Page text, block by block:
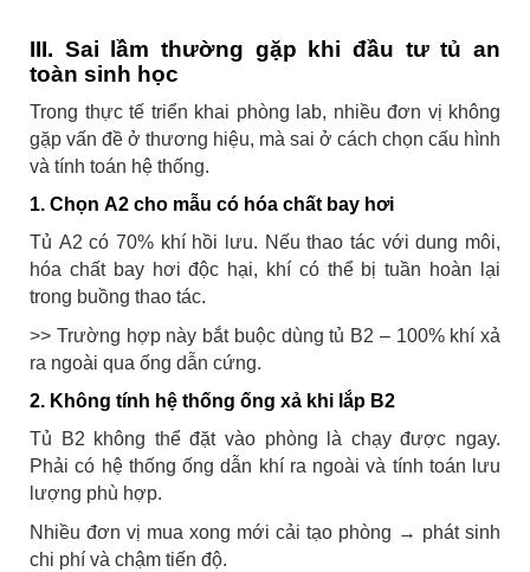
III. Sai lầm thường gặp khi đầu tư tủ an
toàn sinh học
Trong thực tế triển khai phòng lab, nhiều đơn vị không
gặp vấn đề ở thương hiệu, mà sai ở cách chọn cấu hình
và tính toán hệ thống.
1. Chọn A2 cho mẫu có hóa chất bay hơi
Tủ A2 có 70% khí hồi lưu. Nếu thao tác với dung môi,
hóa chất bay hơi độc hại, khí có thể bị tuần hoàn lại
trong buồng thao tác.
>> Trường hợp này bắt buộc dùng tủ B2 – 100% khí xả
ra ngoài qua ống dẫn cứng.
2. Không tính hệ thống ống xả khi lắp B2
Tủ B2 không thể đặt vào phòng là chạy được ngay.
Phải có hệ thống ống dẫn khí ra ngoài và tính toán lưu
lượng phù hợp.
Nhiều đơn vị mua xong mới cải tạo phòng → phát sinh
chi phí và chậm tiến độ.